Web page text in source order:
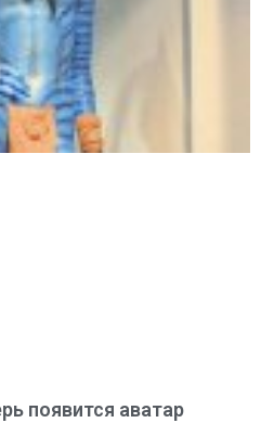
появится аватар